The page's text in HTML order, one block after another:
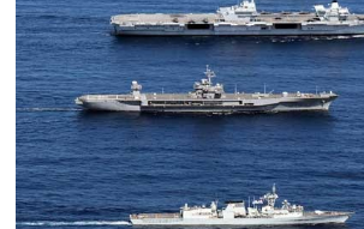
وسفر
ديكور
أخبار
إعلام